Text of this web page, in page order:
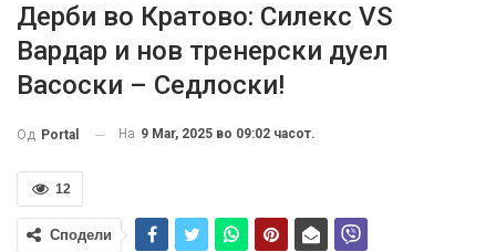
Дерби во Кратово: Силекс VS
Вардар и нов тренерски дуел
Васоски – Седлоски!
Од Portal На 9 Mar, 2025 во 09:02 часот.
12
Сподели